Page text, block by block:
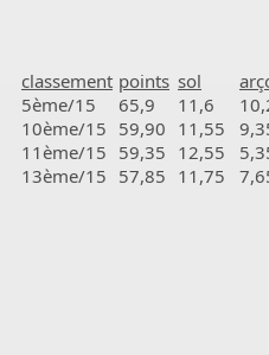
classement points sol
5ème/15 65,9 11,6
10ème/15 59,90 11,55
11ème/15 59,35 12,55
13ème/15 57,85 11,75